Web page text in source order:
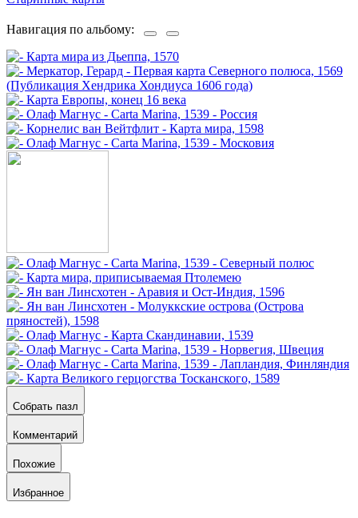
Навигация по альбому:
Собрать пазл
Комментарий
Похожие
Избранное